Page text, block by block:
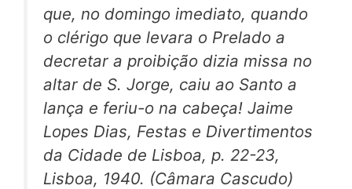
que, no domingo imediato, quando
o clérigo que levara o Prelado a
decretar a proibição dizia missa no
altar de S. Jorge, caiu ao Santo a
lança e feriu-o na cabeça! Jaime
Lopes Dias, Festas e Divertimentos
da Cidade de Lisboa, p. 22-23,
Lisboa, 1940. (Câmara Cascudo)